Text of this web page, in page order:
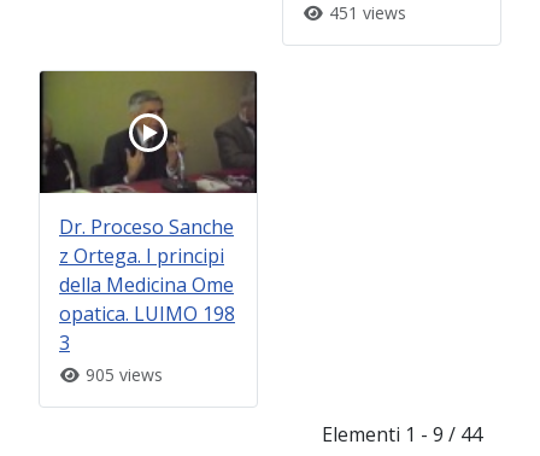
451 views
Dr. Proceso Sanche
z Ortega. I principi
della Medicina Ome
opatica. LUIMO 198
3
905 views
Elementi 1 - 9 / 44